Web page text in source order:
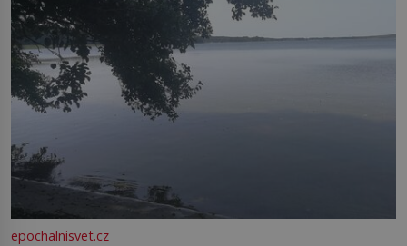
epochalnisvet.cz